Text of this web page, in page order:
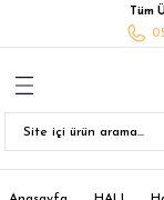
Tüm
Takımları